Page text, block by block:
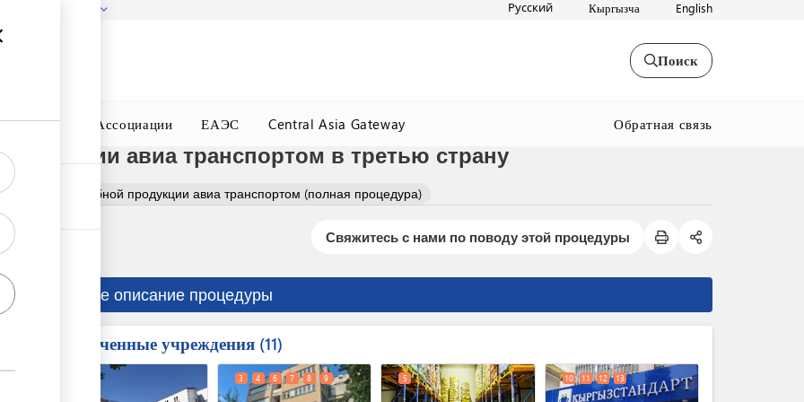
Русский Кыргызча English
Поиск
Окна Ассоциации ЕАЭС Central Asia Gateway Обратная связь
авиа транспортом в третью страну
рыбы и рыбной продукции авиа транспортом (полная процедура)
Свяжитесь с нами по поводу этой процедуры
Краткое описание процедуры
Вовлеченные учреждения 11
expand_less
3 4 6 7 8 9 5 10 11 12 13